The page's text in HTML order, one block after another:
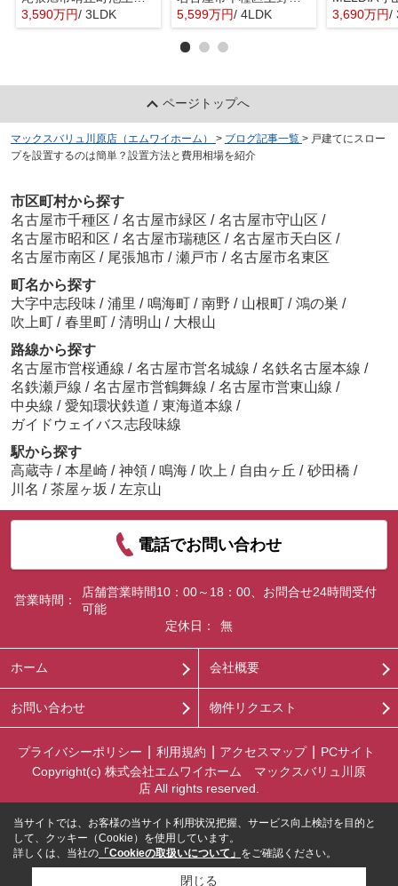
3,590万円/ 3LDK
5,599万円/ 4LDK 3,690万円/
ページトップへ
マックスバリュ川原店（エムワイホーム） > ブログ記事一覧 > 戸建てにスロー
プを設置するのは簡単？設置方法と費用相場を紹介
市区町村から探す
名古屋市千種区 / 名古屋市緑区 / 名古屋市守山区 /
名古屋市昭和区 / 名古屋市瑞穂区 / 名古屋市天白区 /
名古屋市南区 / 尾張旭市 / 瀬戸市 / 名古屋市名東区
町名から探す
大字中志段味 / 浦里 / 鳴海町 / 南野 / 山根町 / 鴻の巣 /
吹上町 / 春里町 / 清明山 / 大根山
路線から探す
名古屋市営桜通線 / 名古屋市営名城線 / 名鉄名古屋本線 /
名鉄瀬戸線 / 名古屋市営鶴舞線 / 名古屋市営東山線 /
中央線 / 愛知環状鉄道 / 東海道本線 /
ガイドウェイバス志段味線
駅から探す
高蔵寺 / 本星崎 / 神領 / 鳴海 / 吹上 / 自由ヶ丘 / 砂田橋 /
川名 / 茶屋ヶ坂 / 左京山
電話でお問い合わせ
営業時間：
店舗営業時間10：00～18：00、お問合せ24時間受付
可能
定休日：
無
ホーム 会社概要
お問い合わせ 物件リクエスト
プライバシーポリシー 利用規約 アクセスマップ
PCサイト
Copyright(c) 株式会社エムワイホーム マックスバリュ川原
店 All rights reserved.
当サイトでは、お客様の当サイト利用状況把握、サービス向上検討を目的と
して、クッキー（Cookie）を使用しています。
詳しくは、当社の 「Cookieの取扱いについて」 をご確認ください。
閉じる